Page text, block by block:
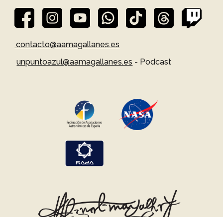
contacto@aamagallanes.es
unpuntoazul@aamagallanes.es - Podcast